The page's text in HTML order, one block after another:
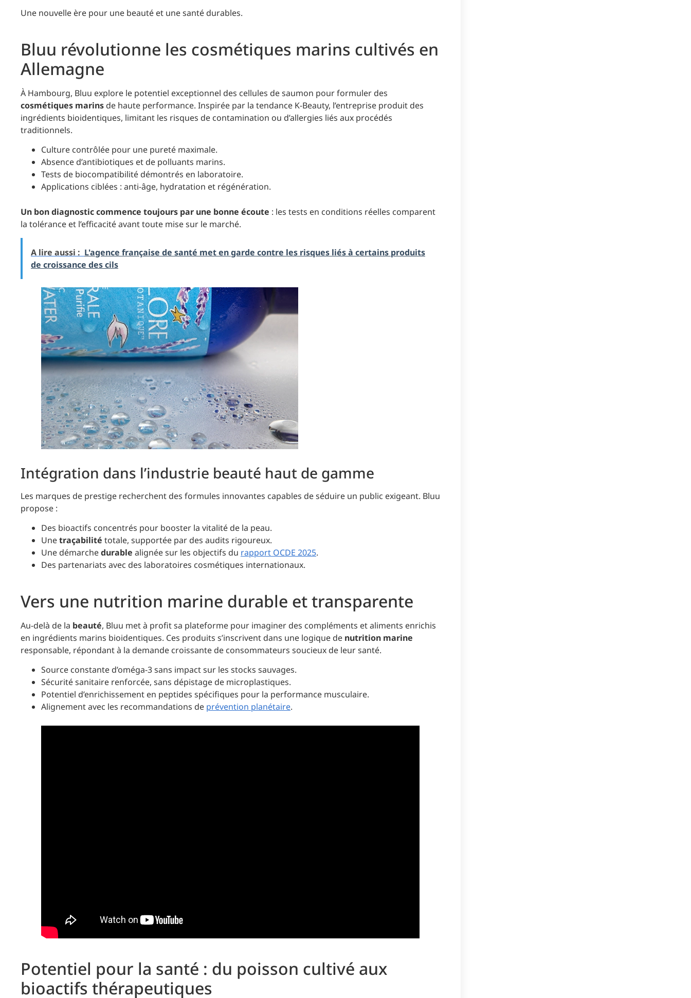
Une nouvelle ère pour une beauté et une santé durables.
Bluu révolutionne les cosmétiques marins cultivés en
Allemagne
À Hambourg, Bluu explore le potentiel exceptionnel des cellules de saumon pour formuler des
cosmétiques marins de haute performance. Inspirée par la tendance K-Beauty, l’entreprise produit des
ingrédients bioidentiques, limitant les risques de contamination ou d’allergies liés aux procédés
traditionnels.
Culture contrôlée pour une pureté maximale.
Absence d’antibiotiques et de polluants marins.
Tests de biocompatibilité démontrés en laboratoire.
Applications ciblées : anti-âge, hydratation et régénération.
Un bon diagnostic commence toujours par une bonne écoute : les tests en conditions réelles comparent
la tolérance et l’efficacité avant toute mise sur le marché.
A lire aussi : L'agence française de santé met en garde contre les risques liés à certains produits
de croissance des cils
Intégration dans l’industrie beauté haut de gamme
Les marques de prestige recherchent des formules innovantes capables de séduire un public exigeant. Bluu
propose :
Des bioactifs concentrés pour booster la vitalité de la peau.
Unetraçabilité totale, supportée par des audits rigoureux.
Une démarchedurable alignée sur les objectifs du rapport OCDE 2025.
Des partenariats avec des laboratoires cosmétiques internationaux.
Vers une nutrition marine durable et transparente
Au-delà de la beauté, Bluu met à profit sa plateforme pour imaginer des compléments et aliments enrichis
en ingrédients marins bioidentiques. Ces produits s’inscrivent dans une logique de nutrition marine
responsable, répondant à la demande croissante de consommateurs soucieux de leur santé.
Source constante d’oméga-3 sans impact sur les stocks sauvages.
Sécurité sanitaire renforcée, sans dépistage de microplastiques.
Potentiel d’enrichissement en peptides spécifiques pour la performance musculaire.
Alignement avec les recommandations de prévention planétaire.
Potentiel pour la santé : du poisson cultivé aux
bioactifs thérapeutiques